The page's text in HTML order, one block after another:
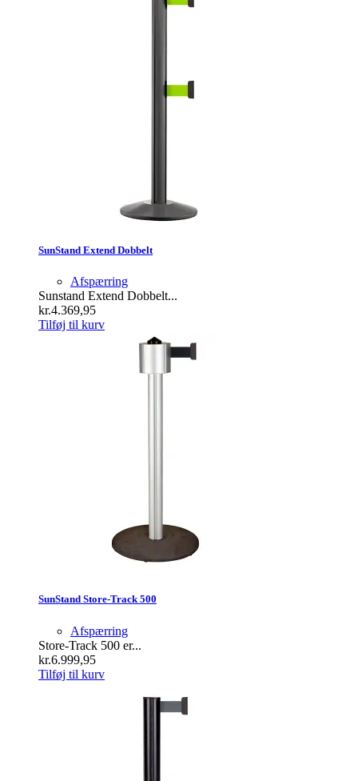
SunStand Extend Dobbelt
Afspærring
Sunstand Extend Dobbelt...
kr.4.369,95
Tilføj til kurv
SunStand Store-Track 500
Afspærring
Store-Track 500 er...
kr.6.999,95
Tilføj til kurv